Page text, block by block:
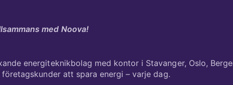
med Noova!
energiteknikbolag med kontor i Stavanger, Oslo,
att spara energi – varje dag.